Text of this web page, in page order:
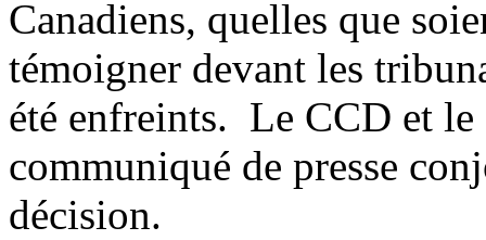
Canadiens, quelles que
témoigner devant les
été enfreints. Le CCD et
communiqué de presse
décision.